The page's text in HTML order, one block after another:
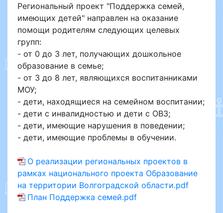
Региональный проект "Поддержка семей,
имеющих детей" направлен на оказание
помощи родителям следующих целевых
групп:
- от 0 до 3 лет, получающих дошкольное
образование в семье;
- от 3 до 8 лет, являющихся воспитанниками
МОУ;
- дети, находящиеся на семейном воспитании;
- дети с инвалидностью и дети с ОВЗ;
- дети, имеющие нарушения в поведении;
- дети, имеющие проблемы в обучении.
О реализации региональных проектов в
рамках национального проекта Образование
на территории Волгоградской области.pdf
План Поддержка семей.pdf